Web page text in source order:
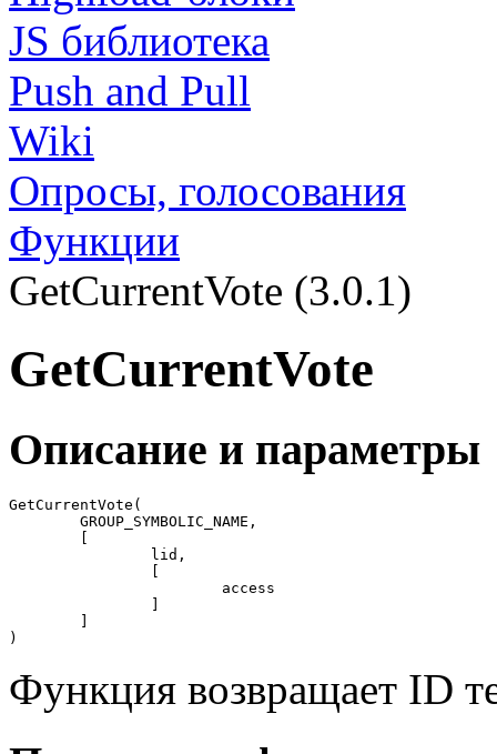
JS библиотека
Push and Pull
Wiki
Опросы, голосования
Функции
GetCurrentVote (3.0.1)
GetCurrentVote
Описание и параметры
GetCurrentVote(
)
Функция возвращает ID